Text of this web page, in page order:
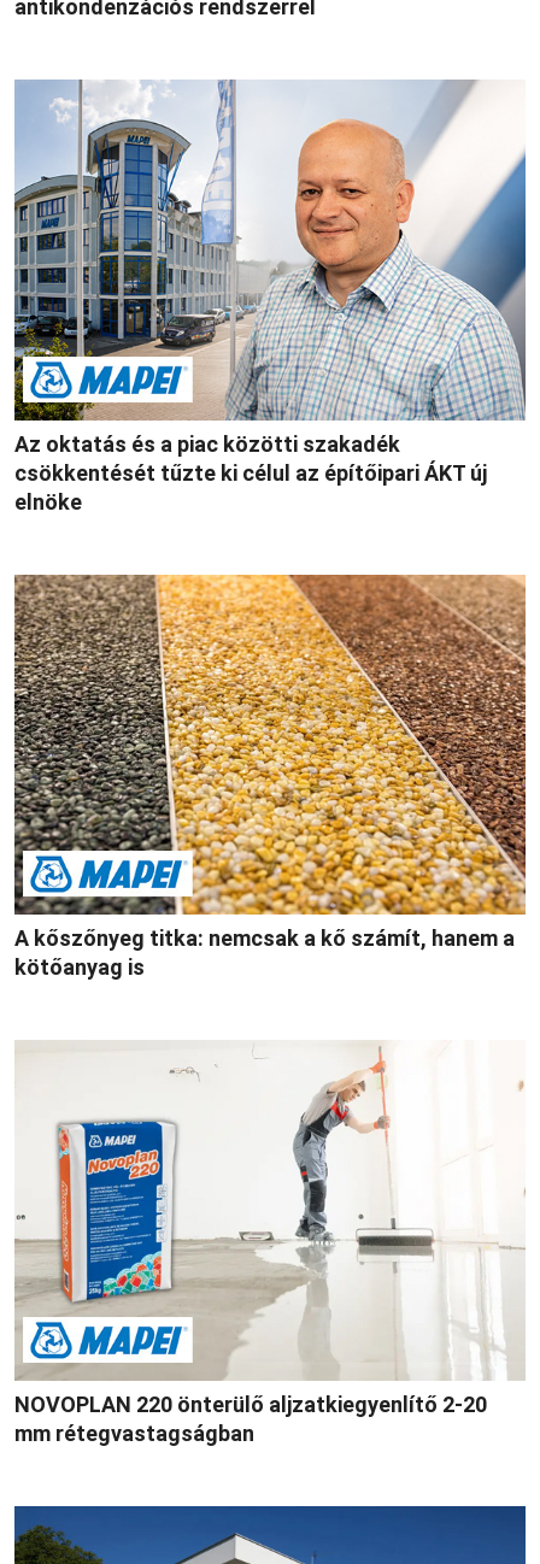
antikondenzációs rendszerrel
Az oktatás és a piac közötti szakadék
csökkentését tűzte ki célul az építőipari ÁKT új
elnöke
A kőszőnyeg titka: nemcsak a kő számít, hanem a
kötőanyag is
NOVOPLAN 220 önterülő aljzatkiegyenlítő 2-20
mm rétegvastagságban